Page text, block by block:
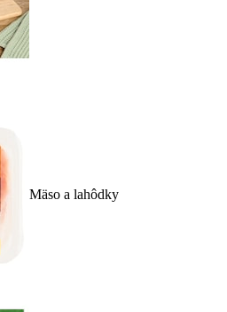
Mäso a lahôdky